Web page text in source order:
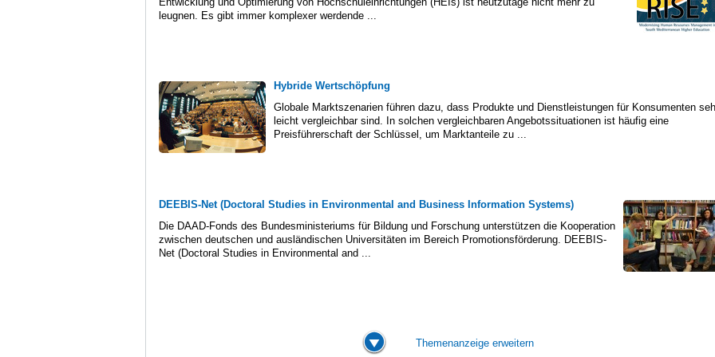
leugnen. Es gibt immer komplexer werdende ...
Hybride Wertschöpfung
Globale Marktszenarien führen dazu, dass Produkte und Dienstleistungen für Konsumenten
leicht vergleichbar sind. In solchen vergleichbaren Angebotssituationen ist häufig eine
Preisführerschaft der Schlüssel, um Marktanteile zu ...
DEEBIS-Net (Doctoral Studies in Environmental and Business Information Systems)
Die DAAD-Fonds des Bundesministeriums für Bildung und Forschung unterstützen die Kooperation
zwischen deutschen und ausländischen Universitäten im Bereich Promotionsförderung. DEEBIS-
Net (Doctoral Studies in Environmental and ...
Themenanzeige erweitern